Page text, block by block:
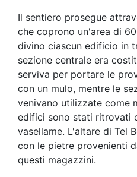
Il sentiero prosegue
che coprono un'area di
divino ciascun edificio in
sezione centrale era
serviva per portare le
con un mulo, mentre le
venivano utilizzate come
edifici sono stati ritrovati
vasellame. L'altare di Tel
con le pietre provenienti
questi magazzini.